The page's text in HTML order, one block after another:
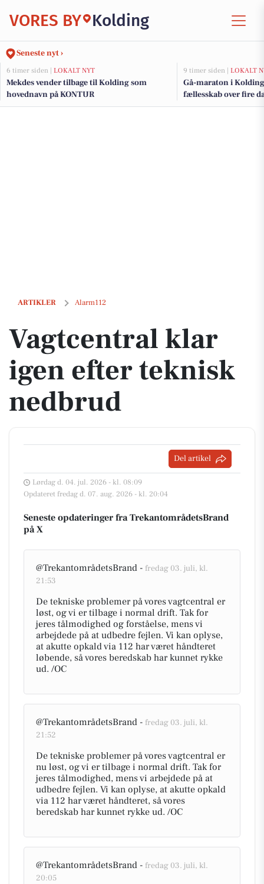
VORES BY Kolding
Seneste nyt ›
6 timer siden | LOKALT NYT
Mekdes vender tilbage til Kolding som
hovednavn på KONTUR
9 timer siden | LOKALT
Gå-maraton i
fællesskab over fire
ARTIKLER Alarm112
Vagtcentral klar igen efter teknisk nedbrud
Vagtcentral klar
igen efter teknisk
nedbrud
Del artikel
Lørdag d. 04. jul. 2026 - kl. 08:09
Opdateret fredag d. 07. aug. 2026 - kl. 20:04
Seneste opdateringer fra TrekantområdetsBrand
på X
@TrekantområdetsBrand - fredag 03. juli, kl.
21:53
De tekniske problemer på vores vagtcentral er
løst, og vi er tilbage i normal drift. Tak for
jeres tålmodighed og forståelse, mens vi
arbejdede på at udbedre fejlen. Vi kan oplyse,
at akutte opkald via 112 har været håndteret
løbende, så vores beredskab har kunnet rykke
ud. /OC
@TrekantområdetsBrand - fredag 03. juli, kl.
21:52
De tekniske problemer på vores vagtcentral er
nu løst, og vi er tilbage i normal drift. Tak for
jeres tålmodighed, mens vi arbejdede på at
udbedre fejlen. Vi kan oplyse, at akutte opkald
via 112 har været håndteret, så vores
beredskab har kunnet rykke ud. /OC
@TrekantområdetsBrand - fredag 03. juli, kl.
20:05